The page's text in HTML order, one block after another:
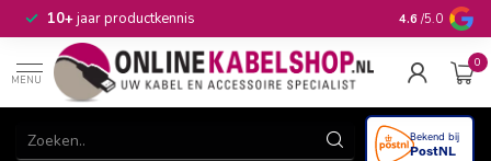
10+jaar productkennis 4.6 /5.0
MENU
0